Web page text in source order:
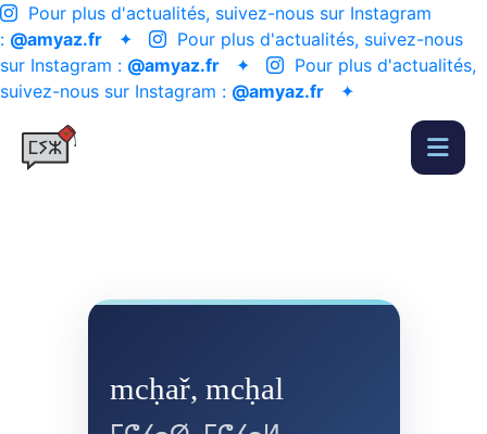
Pour plus d'actualités, suivez-nous sur Instagram
: @amyaz.fr ✦
Pour plus d'actualités, suivez-nous
sur Instagram : @amyaz.fr ✦
Pour plus d'actualités,
suivez-nous sur Instagram : @amyaz.fr ✦
mcḥař, mcḥal